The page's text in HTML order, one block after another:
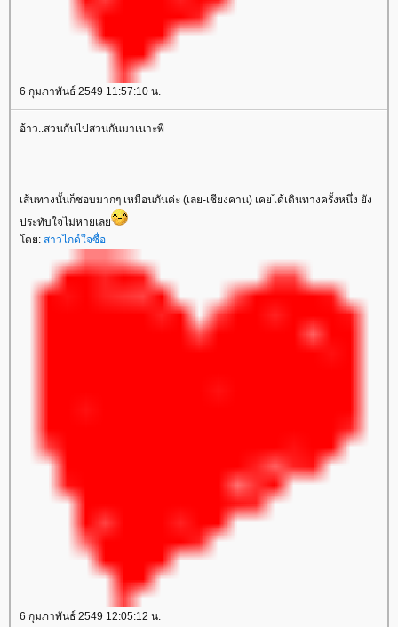
6 กุมภาพันธ์ 2549 11:57:10 น.
อ้าว..สวนกันไปสวนกันมาเนาะพี่
เส้นทางนั้นก็ชอบมากๆ เหมือนกันค่ะ (เลย-เชียงคาน) เคยได้เดินทางครั้งหนึ่ง ยัง
ประทับใจไม่หายเล
ดย: สาวไกด์ใจซื่อ
6 กุมภาพันธ์ 2549 12:05:12 น.